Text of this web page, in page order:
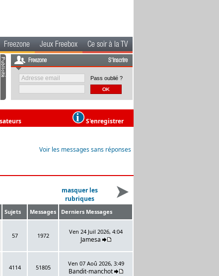
Freezone Jeux Freebox Ce soir à la TV
Freezone S'inscrire
Pass oublié ?
S'enregistrer
Voir les messages sans réponses
masquer les
rubriques
Sujets Messages Derniers Messages
57 1972
Ven 24 Juil 2026, 4:04
Jamesa
4114 51805
Ven 07 Aoû 2026, 3:49
Bandit-manchot